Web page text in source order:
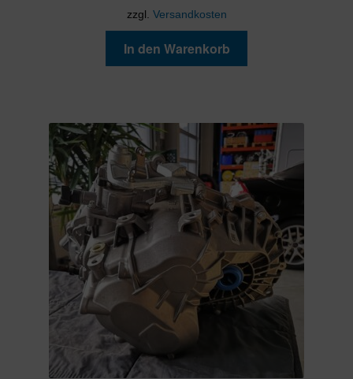
zzgl. Versandkosten
In den Warenkorb